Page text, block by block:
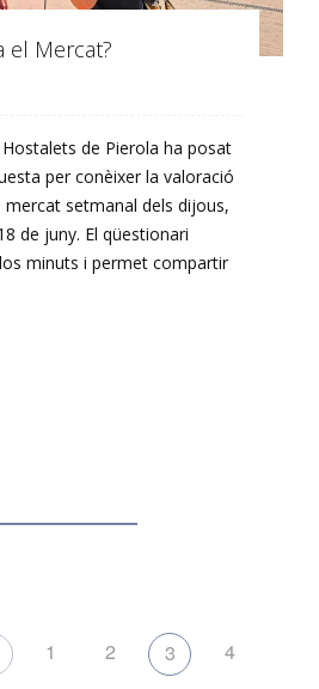
el Mercat?
de Pierola ha posat
per conèixer la valoració
mercat setmanal dels dijous,
de juny. El qüestionari
minuts i permet compartir
1 2 3 4